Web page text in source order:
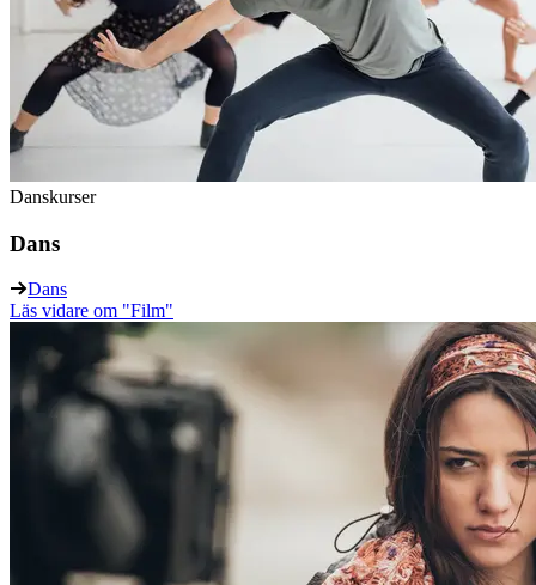
Danskurser
Dans
Dans
Läs vidare om "Film"